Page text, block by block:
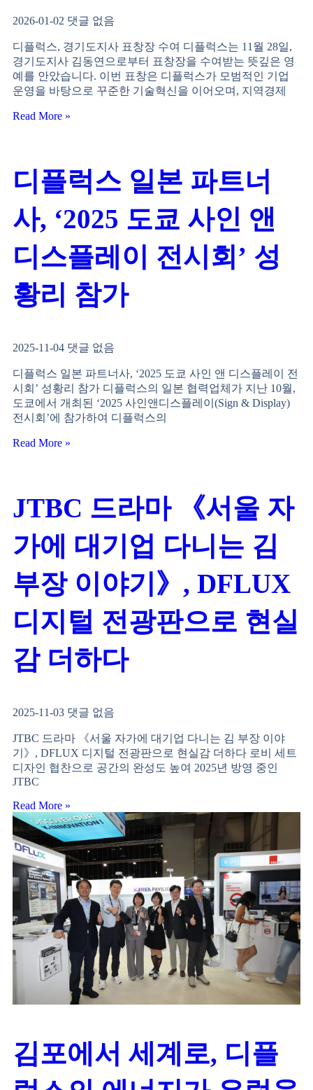
2026-01-02 댓글 없음
디플럭스, 경기도지사 표창장 수여 디플럭스는 11월 28일,
경기도지사 김동연으로부터 표창장을 수여받는 뜻깊은 영
예를 안았습니다. 이번 표창은 디플럭스가 모범적인 기업
운영을 바탕으로 꾸준한 기술혁신을 이어오며, 지역경제
Read More »
디플럭스 일본 파트너
사, ‘2025 도쿄 사인 앤
디스플레이 전시회’ 성
황리 참가
2025-11-04 댓글 없음
디플럭스 일본 파트너사, ‘2025 도쿄 사인 앤 디스플레이 전
시회’ 성황리 참가 디플럭스의 일본 협력업체가 지난 10월,
도쿄에서 개최된 ‘2025 사인앤디스플레이(Sign & Display)
전시회’에 참가하여 디플럭스의
Read More »
JTBC 드라마 《서울 자
가에 대기업 다니는 김
부장 이야기》, DFLUX
디지털 전광판으로 현실
감 더하다
2025-11-03 댓글 없음
JTBC 드라마 《서울 자가에 대기업 다니는 김 부장 이야
기》, DFLUX 디지털 전광판으로 현실감 더하다 로비 세트
디자인 협찬으로 공간의 완성도 높여 2025년 방영 중인
JTBC
Read More »
김포에서 세계로, 디플